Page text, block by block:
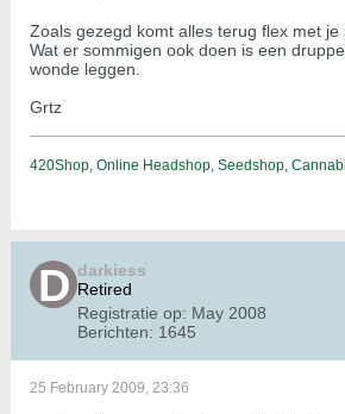
Zoals gezegd komt alles terug flex met je
Wat er sommigen ook doen is een
wonde leggen.
Grtz
420Shop, Online Headshop, Seedshop,
darkiess
Retired
Registratie op: May 2008
Berichten: 1645
25 February 2009, 23:36